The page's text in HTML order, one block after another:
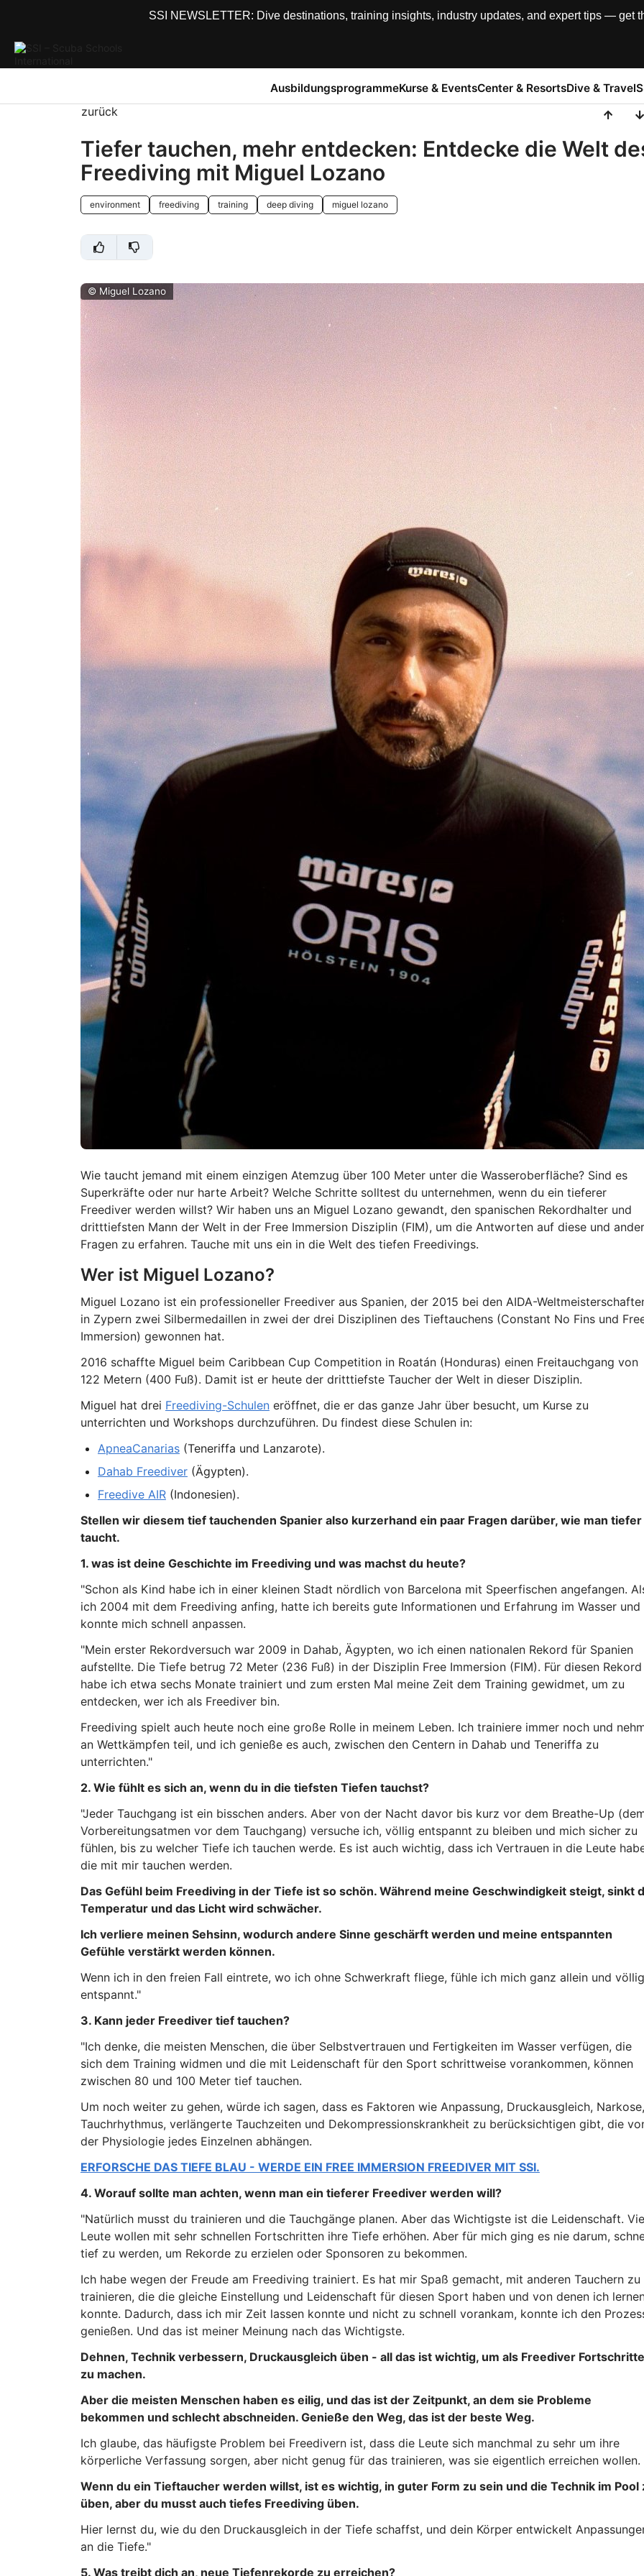
SSI NEWSLETTER: Dive destinations, training insights, industry updates, and expert tips — get
AusbildungsprogrammeKurse & EventsCenter & ResortsDive & Travel
zurück
Tiefer tauchen, mehr entdecken: Entdecke die Welt
Freediving mit Miguel Lozano
environment freediving training deep diving miguel lozano
© Miguel Lozano
Wie taucht jemand mit einem einzigen Atemzug über 100 Meter unter die Wasseroberfläche? Sind es
Superkräfte oder nur harte Arbeit? Welche Schritte solltest du unternehmen, wenn du ein tieferer
Freediver werden willst? Wir haben uns an Miguel Lozano gewandt, den spanischen Rekordhalter und
dritttiefsten Mann der Welt in der Free Immersion Disziplin (FIM), um die Antworten auf diese und
Fragen zu erfahren. Tauche mit uns ein in die Welt des tiefen Freedivings.
Wer ist Miguel Lozano?
Miguel Lozano ist ein professioneller Freediver aus Spanien, der 2015 bei den AIDA-
in Zypern zwei Silbermedaillen in zwei der drei Disziplinen des Tieftauchens (Constant No Fins und
Immersion) gewonnen hat.
2016 schaffte Miguel beim Caribbean Cup Competition in Roatán (Honduras) einen Freitauchgang von
122 Metern (400 Fuß). Damit ist er heute der dritttiefste Taucher der Welt in dieser Disziplin.
Miguel hat drei Freediving-Schuleneröffnet, die er das ganze Jahr über besucht, um Kurse zu
unterrichten und Workshops durchzuführen. Du findest diese Schulen in:
ApneaCanarias(Teneriffa und Lanzarote).
Dahab Freediver(Ägypten).
Freedive AIR(Indonesien).
Stellen wir diesem tief tauchenden Spanier also kurzerhand ein paar Fragen darüber, wie man tiefer
taucht.
1. was ist deine Geschichte im Freediving und was machst du heute?
"Schon als Kind habe ich in einer kleinen Stadt nördlich von Barcelona mit Speerfischen angefangen.
ich 2004 mit dem Freediving anfing, hatte ich bereits gute Informationen und Erfahrung im Wasser und
konnte mich schnell anpassen.
"Mein erster Rekordversuch war 2009 in Dahab, Ägypten, wo ich einen nationalen Rekord für Spanien
aufstellte. Die Tiefe betrug 72 Meter (236 Fuß) in der Disziplin Free Immersion (FIM). Für diesen Rekord
habe ich etwa sechs Monate trainiert und zum ersten Mal meine Zeit dem Training gewidmet, um zu
entdecken, wer ich als Freediver bin.
Freediving spielt auch heute noch eine große Rolle in meinem Leben. Ich trainiere immer noch und
an Wettkämpfen teil, und ich genieße es auch, zwischen den Centern in Dahab und Teneriffa zu
unterrichten."
2. Wie fühlt es sich an, wenn du in die tiefsten Tiefen tauchst?
"Jeder Tauchgang ist ein bisschen anders. Aber von der Nacht davor bis kurz vor dem Breathe-Up
Vorbereitungsatmen vor dem Tauchgang) versuche ich, völlig entspannt zu bleiben und mich sicher zu
fühlen, bis zu welcher Tiefe ich tauchen werde. Es ist auch wichtig, dass ich Vertrauen in die Leute
die mit mir tauchen werden.
Das Gefühl beim Freediving in der Tiefe ist so schön. Während meine Geschwindigkeit steigt, sinkt
Temperatur und das Licht wird schwächer.
Ich verliere meinen Sehsinn, wodurch andere Sinne geschärft werden und meine entspannten
Gefühle verstärkt werden können.
Wenn ich in den freien Fall eintrete, wo ich ohne Schwerkraft fliege, fühle ich mich ganz allein und völlig
entspannt."
3. Kann jeder Freediver tief tauchen?
"Ich denke, die meisten Menschen, die über Selbstvertrauen und Fertigkeiten im Wasser verfügen, die
sich dem Training widmen und die mit Leidenschaft für den Sport schrittweise vorankommen, können
zwischen 80 und 100 Meter tief tauchen.
Um noch weiter zu gehen, würde ich sagen, dass es Faktoren wie Anpassung, Druckausgleich, Narkose,
Tauchrhythmus, verlängerte Tauchzeiten und Dekompressionskrankheit zu berücksichtigen gibt, die
der Physiologie jedes Einzelnen abhängen.
ERFORSCHE DAS TIEFE BLAU - WERDE EIN FREE IMMERSION FREEDIVER MIT SSI.
4. Worauf sollte man achten, wenn man ein tieferer Freediver werden will?
"Natürlich musst du trainieren und die Tauchgänge planen. Aber das Wichtigste ist die Leidenschaft.
Leute wollen mit sehr schnellen Fortschritten ihre Tiefe erhöhen. Aber für mich ging es nie darum,
tief zu werden, um Rekorde zu erzielen oder Sponsoren zu bekommen.
Ich habe wegen der Freude am Freediving trainiert. Es hat mir Spaß gemacht, mit anderen Tauchern zu
trainieren, die die gleiche Einstellung und Leidenschaft für diesen Sport haben und von denen ich
konnte. Dadurch, dass ich mir Zeit lassen konnte und nicht zu schnell vorankam, konnte ich den
genießen. Und das ist meiner Meinung nach das Wichtigste.
Dehnen, Technik verbessern, Druckausgleich üben - all das ist wichtig, um als Freediver Fortschritte
zu machen.
Aber die meisten Menschen haben es eilig, und das ist der Zeitpunkt, an dem sie Probleme
bekommen und schlecht abschneiden. Genieße den Weg, das ist der beste Weg.
Ich glaube, das häufigste Problem bei Freedivern ist, dass die Leute sich manchmal zu sehr um ihre
körperliche Verfassung sorgen, aber nicht genug für das trainieren, was sie eigentlich erreichen wollen.
Wenn du ein Tieftaucher werden willst, ist es wichtig, in guter Form zu sein und die Technik im Pool
üben, aber du musst auch tiefes Freediving üben.
Hier lernst du, wie du den Druckausgleich in der Tiefe schaffst, und dein Körper entwickelt
an die Tiefe."
5. Was treibt dich an, neue Tiefenrekorde zu erreichen?